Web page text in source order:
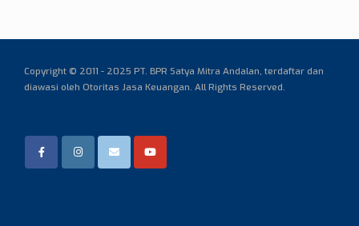
Copyright © 2011 - 2025 PT. BPR Satya Mitra Andalan, terdaftar dan
diawasi oleh Otoritas Jasa Keuangan. All Rights Reserved.